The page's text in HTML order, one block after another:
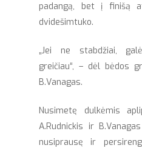
padangą, bet į finišą
dvidešimtuko.
„Jei ne stabdžiai,
greičiau“, – dėl bėdos
B.Vanagas.
Nusimetę dulkėmis
A.Rudnickis ir
nusiprausę ir